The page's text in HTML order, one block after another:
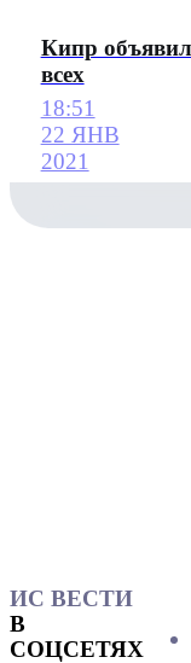
Кипр
всех
18:51
22 ЯНВ
2021
ИС ВЕСТИ
В
СОЦСЕТЯХ